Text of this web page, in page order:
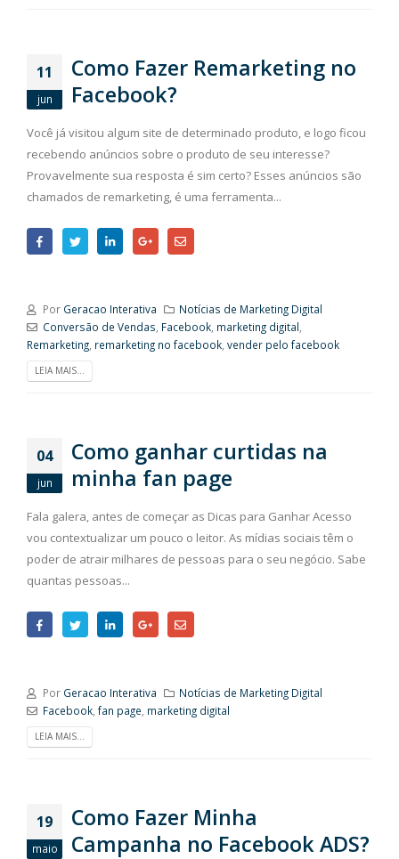
11
jun
Como Fazer Remarketing no
Facebook?
Você já visitou algum site de determinado produto, e logo ficou
recebendo anúncios sobre o produto de seu interesse?
Provavelmente sua resposta é sim certo? Esses anúncios são
chamados de remarketing, é uma ferramenta...
Por Geracao Interativa
Notícias de Marketing Digital
Conversão de Vendas Facebook, marketing digital
Remarketing remarketing no facebook vender pelo facebook
LEIA MAIS...
04
jun
Como ganhar curtidas na
minha fan page
Fala galera, antes de começar as Dicas para Ganhar Acesso
vou contextualizar um pouco o leitor. As mídias sociais têm o
poder de atrair milhares de pessoas para o seu negócio. Sabe
quantas pessoas...
Por Geracao Interativa
Notícias de Marketing Digital
Facebook, fan page marketing digital
LEIA MAIS...
19
maio
Como Fazer Minha
Campanha no Facebook ADS?